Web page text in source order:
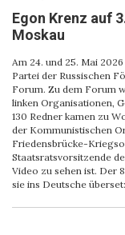
Egon Krenz auf
Moskau
Am 24. und 25. Mai
Partei der Russischen
Forum. Zu dem Forum
linken Organisationen,
130 Redner kamen zu
der Kommunistischen
Friedensbrücke-
Staatsratsvorsitzende
Video zu sehen ist. Der
sie ins Deutsche